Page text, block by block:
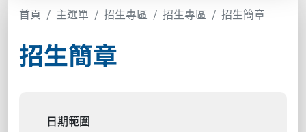
首頁 主選單 招生專區 招生專區 招生簡章
招生簡章
日期範圍